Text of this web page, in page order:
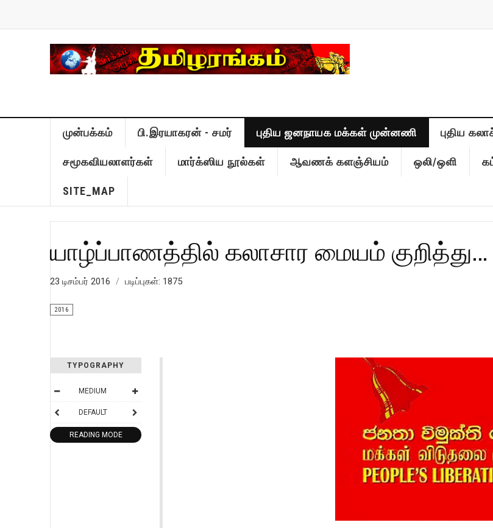
முன்பக்கம் பி.இரயாகரன் - சமர் புதிய ஜனநாயக மக்கள் முன்னணி புதிய
சமூகவியலாளர்கள் மார்க்ஸிய நூல்கள் ஆவணக் களஞ்சியம் ஒலி/ஒளி
SITE_MAP
யாழ்ப்பாணத்தில் கலாசார மையம் குறித்து…
23 டிசம்பர் 2016 படிப்புகள்: 1875
2016
TYPOGRAPHY
MEDIUM
DEFAULT
READING MODE